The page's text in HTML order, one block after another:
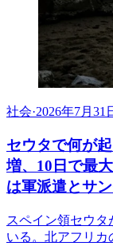
社会·2026年7月31
セウタで何が
増、10日で最
は軍派遣とサ
スペイン領セウタ
いる。北アフリカ